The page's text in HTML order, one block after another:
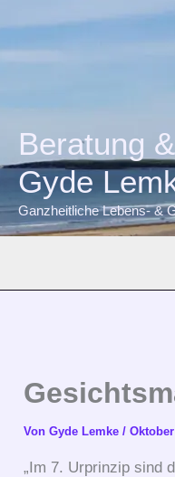
Beratung
Gyde
Ganzheitliche Lebens- &
VonGyde Lemke/
„Im 7. Urprinzip sind